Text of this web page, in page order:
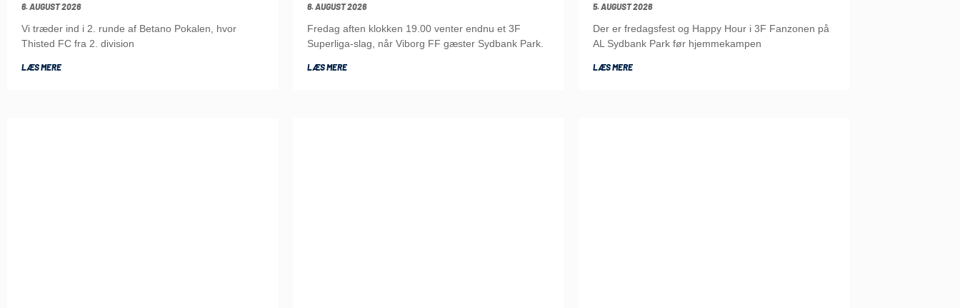
6. AUGUST 2026
Vi træder ind i 2. runde af Betano Pokalen, hvor
Thisted FC fra 2. division
LÆS MERE
6. AUGUST 2026
Fredag aften klokken 19.00 venter endnu et 3F
Superliga-slag, når Viborg FF gæster Sydbank Park.
LÆS MERE
5. AUGUST 2026
Der er fredagsfest og Happy Hour i 3F Fanzonen på
AL Sydbank Park før hjemmekampen
LÆS MERE